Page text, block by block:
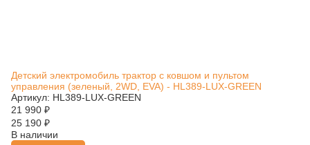
Детский электромобиль трактор с ковшом и пультом
управления (зеленый, 2WD, EVA) - HL389-LUX-GREEN
Артикул: HL389-LUX-GREEN
21 990 ₽
25 190 ₽
В наличии